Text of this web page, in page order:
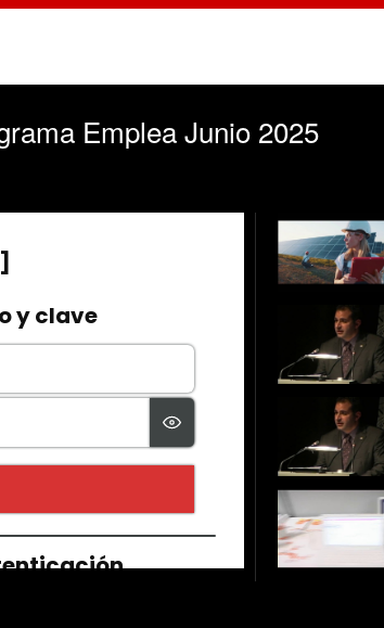
Emplea Junio 2025